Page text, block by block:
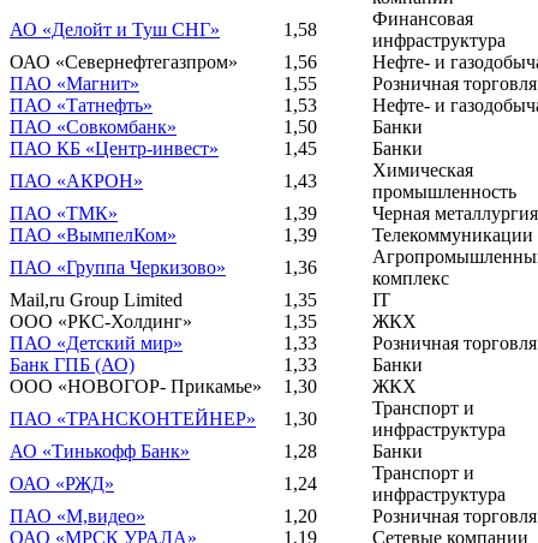
АО «Делойт и Туш СНГ»
1,58
Финансовая
инфраструктура
ОАО «Севернефтегазпром»
1,56
Нефте- и
ПАО «Магнит»
1,55
Розничная торговля
ПАО «Татнефть»
1,53
Нефте- и
ПАО «Совкомбанк»
1,50
Банки
ПАО КБ «Центр-инвест»
1,45
Банки
ПАО «АКРОН»
1,43
Химическая
промышленность
ПАО «ТМК»
1,39
Черная металлургия
ПАО «ВымпелКом»
1,39
Телекоммуникации
ПАО «Группа Черкизово»
1,36
комплекс
Mail,ru Group Limited
1,35
IT
ООО «РКС-Холдинг»
1,35
ЖКХ
ПАО «Детский мир»
1,33
Розничная торговля
Банк ГПБ (АО)
1,33
Банки
ООО «НОВОГОР- Прикамье»
1,30
ЖКХ
ПАО «ТРАНСКОНТЕЙНЕР»
1,30
Транспорт и
инфраструктура
АО «Тинькофф Банк»
1,28
Банки
ОАО «РЖД»
1,24
Транспорт и
инфраструктура
ПАО «М,видео»
1,20
Розничная торговля
ОАО «МРСК УРАЛА»
1,19
Сетевые компании